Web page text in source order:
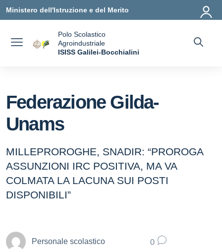
Vai ai contenuti
Vai al menu di navigazione
Vai al footer
Ministero dell'Istruzione e del Merito
Polo Scolastico
Agroindustriale
ISISS Galilei-Bocchialini
Federazione Gilda-
Unams
MILLEPROROGHE, SNADIR: “PROROGA
ASSUNZIONI IRC POSITIVA, MA VA
COLMATA LA LACUNA SUI POSTI
DISPONIBILI”
Personale scolastico 0